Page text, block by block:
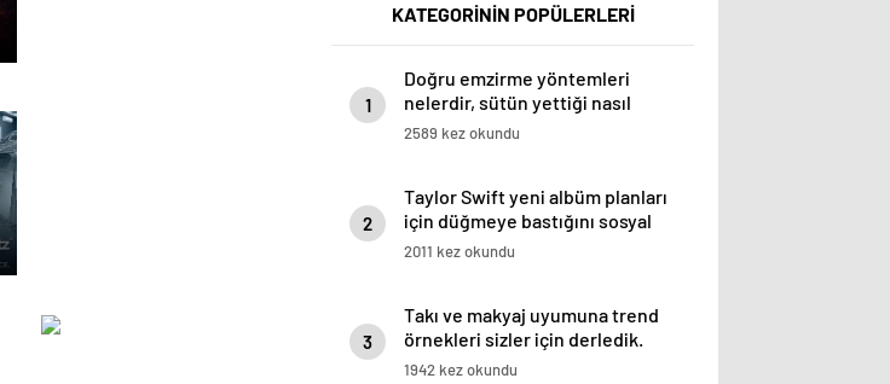
KATEGORİNİN POPÜLERLERİ
1
Doğru emzirme yöntemleri
nelerdir, sütün yettiği nasıl
anlaşılır?
2589 kez okundu
2
Taylor Swift yeni albüm planları
için düğmeye bastığını sosyal
medyadan duyurdu!
2011 kez okundu
3
Takı ve makyaj uyumuna trend
örnekleri sizler için derledik.
1942 kez okundu